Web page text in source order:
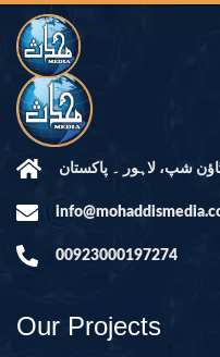
شپ، لاہور ۔ پاکستان
00923000197274
Our Projects